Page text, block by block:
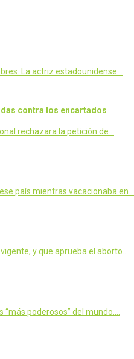
La actriz estadounidense…
contra los encartados
rechazara la petición de…
país mientras vacacionaba en…
y que aprueba el aborto…
poderosos” del mundo.…